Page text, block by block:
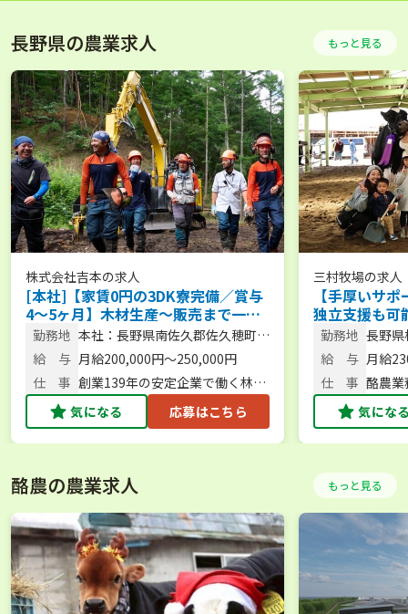
長野県の農業求人 もっと見る
株式会社吉本の求人
[本社]【家賃0円の3DK寮完備／賞与
4～5ヶ月】木材生産〜販売まで一
貫！創業139年の安定企業で一緒に林
業に挑戦しませんか？
勤務地 本社：長野県南佐久郡佐久穂町平
林121番地
給 与 月給200,000円～250,000円
仕 事 創業139年の安定企業で働く林業
作業員（伐採・造林）
気になる 応募はこちら
三村牧場の求人
【手厚いサ
独立支援も可
化も推進◎地
切にしてい
勤務地 長野
給 与 月給
仕 事 酪農
気にな
酪農の農業求人 もっと見る